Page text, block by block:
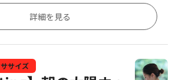
詳細を見る
サイズ